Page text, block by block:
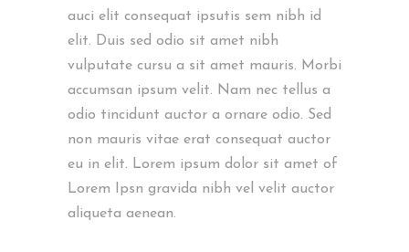
auci elit consequat ipsutis sem nibh id
elit. Duis sed odio sit amet nibh
vulputate cursu a sit amet mauris. Morbi
accumsan ipsum velit. Nam nec tellus a
odio tincidunt auctor a ornare odio. Sed
non mauris vitae erat consequat auctor
eu in elit. Lorem ipsum dolor sit amet of
Lorem Ipsn gravida nibh vel velit auctor
aliqueta aenean.